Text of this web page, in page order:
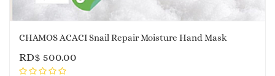
CHAMOS ACACI Snail Repair Moisture Hand Mask
RD$ 500.00